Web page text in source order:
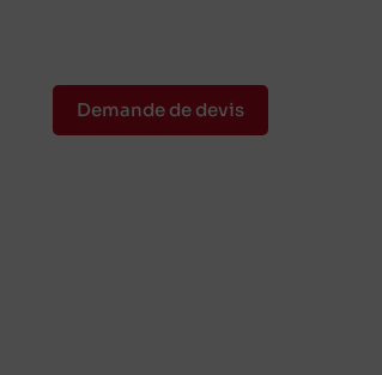
Demande de devis